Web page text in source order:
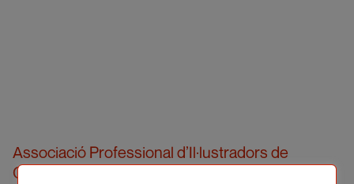
Associació Professional d’Il·lustradors de
Catalunya